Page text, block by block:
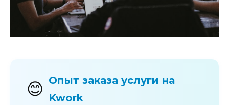
😊 Опыт заказа услуги на
Kwork